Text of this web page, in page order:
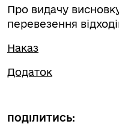
Про видачу
перевезення
Наказ
Додаток
ПОДІЛИТИСЬ: